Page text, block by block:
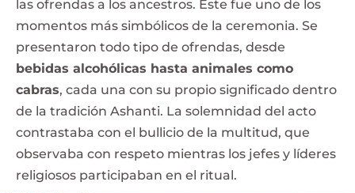
las ofrendas a los ancestros. Este fue uno de los
momentos más simbólicos de la ceremonia. Se
presentaron todo tipo de ofrendas, desde
bebidas alcohólicas hasta animales como
cabras, cada una con su propio significado dentro
de la tradición Ashanti. La solemnidad del acto
contrastaba con el bullicio de la multitud, que
observaba con respeto mientras los jefes y líderes
religiosos participaban en el ritual.